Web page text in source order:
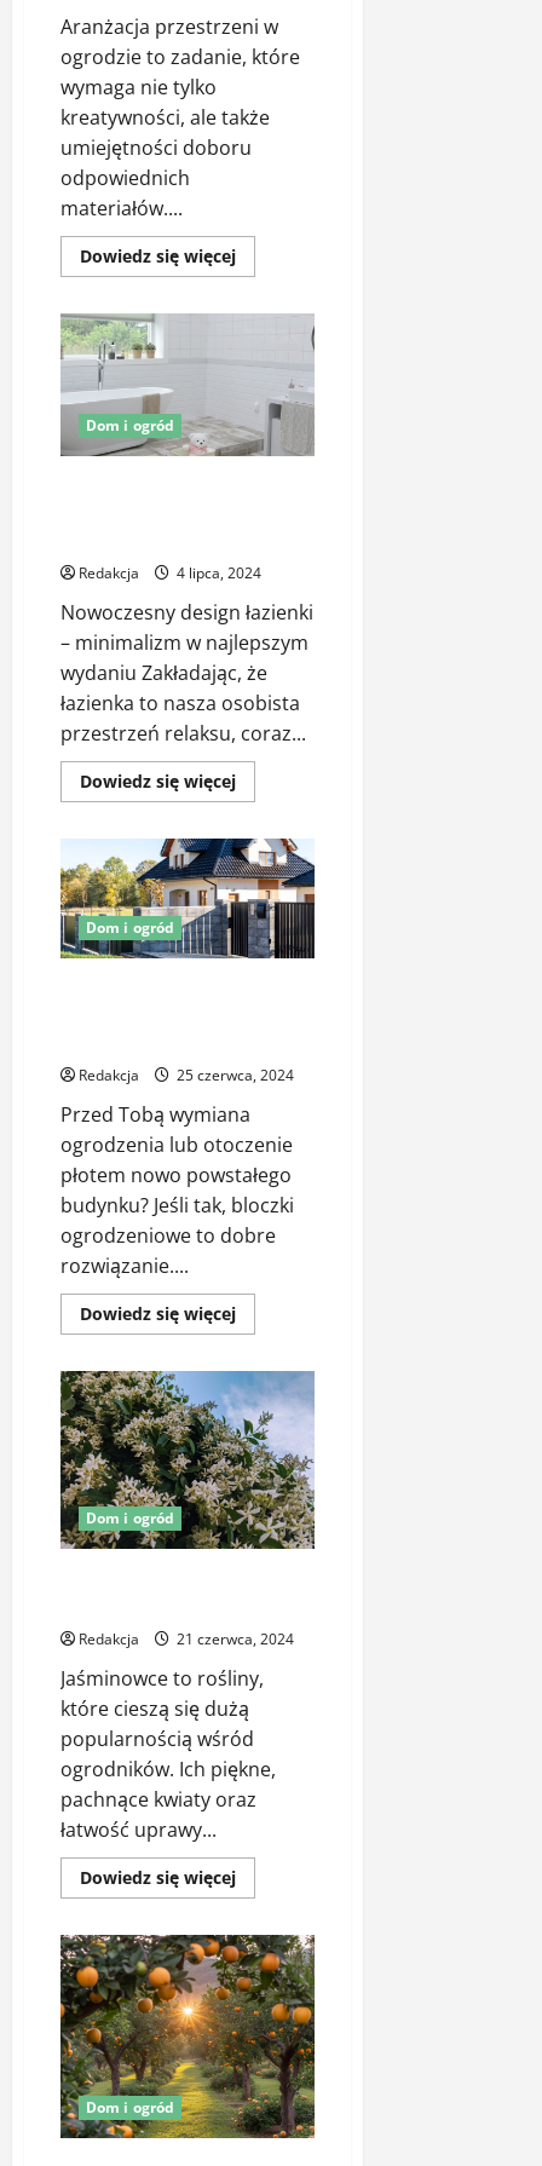
Aranżacja przestrzeni w
ogrodzie to zadanie, które
wymaga nie tylko
kreatywności, ale także
umiejętności doboru
odpowiednich
materiałów....
Dowiedz się więcejDowiedz
się
ogrodowy
zaaranżowania
przestrzeni
w
ogrodzie?
Dom i ogród
Redakcja 4 lipca, 2024
Nowoczesny design łazienki
– minimalizm w najlepszym
wydaniu Zakładając, że
łazienka to nasza osobista
przestrzeń relaksu, coraz...
Dowiedz się więcejDowiedz
się
Praktyczne
i
stylowe
rozwiązania
do
nowoczesnej
łazienki
Dom i ogród
Redakcja 25 czerwca, 2024
Przed Tobą wymiana
ogrodzenia lub otoczenie
płotem nowo powstałego
budynku? Jeśli tak, bloczki
ogrodzeniowe to dobre
rozwiązanie....
Dowiedz się więcejDowiedz
się
Bloczki
ogrodzeniowe
–
na
co
zwrócić
uwagę
przy
wyborze
dostawcy?
Dom i ogród
Redakcja 21 czerwca, 2024
Jaśminowce to rośliny,
które cieszą się dużą
popularnością wśród
ogrodników. Ich piękne,
pachnące kwiaty oraz
łatwość uprawy...
Dowiedz się więcejDowiedz
się
Jakie
są
zalety
uprawy
jaśminowców?
Dom i ogród